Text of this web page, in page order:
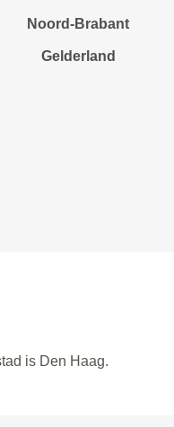
Noord-Brabant
Gelderland
is Den Haag.